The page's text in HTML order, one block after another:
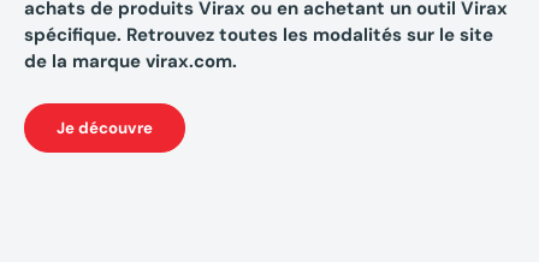
achats de produits Virax ou en achetant un outil Virax
spécifique. Retrouvez toutes les modalités sur le site
de la marque virax.com.
Je découvre